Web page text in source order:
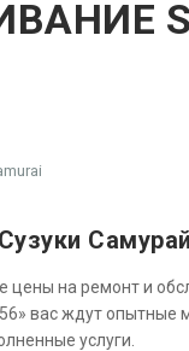
цены на ремонт и
вас ждут опытные
услуги.